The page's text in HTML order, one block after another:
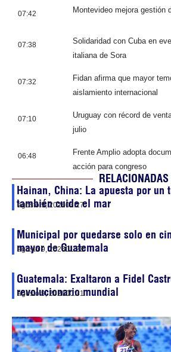
07:42 Montevideo mejora gestión
07:38
Solidaridad con Cuba en
italiana de Sora
07:32
Fidan afirma que mayor
aislamiento internacional
07:10
Uruguay con récord de
julio
06:48
Frente Amplio adopta
acción para congreso
RELACIONADAS
Hainan, China: La apuesta por un
también cuide el mar
agosto 9, 202603:27
Municipal por quedarse solo en
mayor de Guatemala
agosto 9, 202601:28
Guatemala: Exaltaron a Fidel
revolucionario mundial
agosto 9, 202600:31